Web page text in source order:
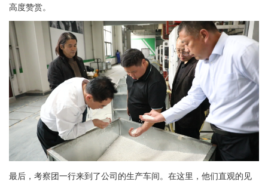
高度赞赏。
最后，考察团一行来到了公司的生产车间。在这里，他们直观的见